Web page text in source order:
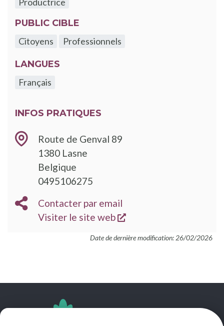
PUBLIC CIBLE
Citoyens
Professionnels
LANGUES
Français
INFOS PRATIQUES
Route de Genval 89
1380 Lasne
Belgique
TÉLÉPHONE
0495106275
EMAIL
Contacter par email
SITE
Visiter le site web s'ouvre dans une
Date de dernière modification: 26/02/2026